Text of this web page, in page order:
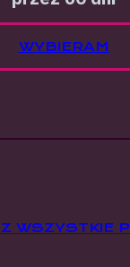
WYBIERAM
WSZYSTKIE